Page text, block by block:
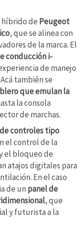
híbrido de Peugeot
, que se alinea con
de la marca. El
conducción i-
de manejo
también se
que emulan la
la consola
de marchas.
controles tipo
el control de la
el bloqueo de
atajos digitales para
En el caso
de un panel de
, que
y futurista a la